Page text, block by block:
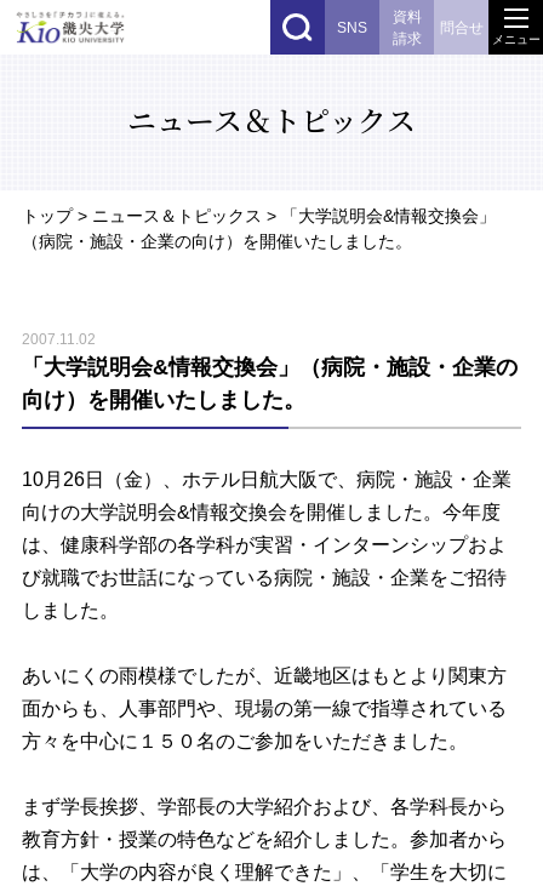
メニュー
SNS
資料
請求
問合せ
ニュース＆トピックス
トップ> ニュース＆トピックス > 「大学説明会&情報交換会」
（病院・施設・企業の向け）を開催いたしました。
2007.11.02
「大学説明会&情報交換会」（病院・施設・企業の
向け）を開催いたしました。
10月26日（金）、ホテル日航大阪で、病院・施設・企業
向けの大学説明会&情報交換会を開催しました。今年度
は、健康科学部の各学科が実習・インターンシップおよ
び就職でお世話になっている病院・施設・企業をご招待
しました。
あいにくの雨模様でしたが、近畿地区はもとより関東方
面からも、人事部門や、現場の第一線で指導されている
方々を中心に１５０名のご参加をいただきました。
まず学長挨拶、学部長の大学紹介および、各学科長から
教育方針・授業の特色などを紹介しました。参加者から
は、「大学の内容が良く理解できた」、「学生を大切に